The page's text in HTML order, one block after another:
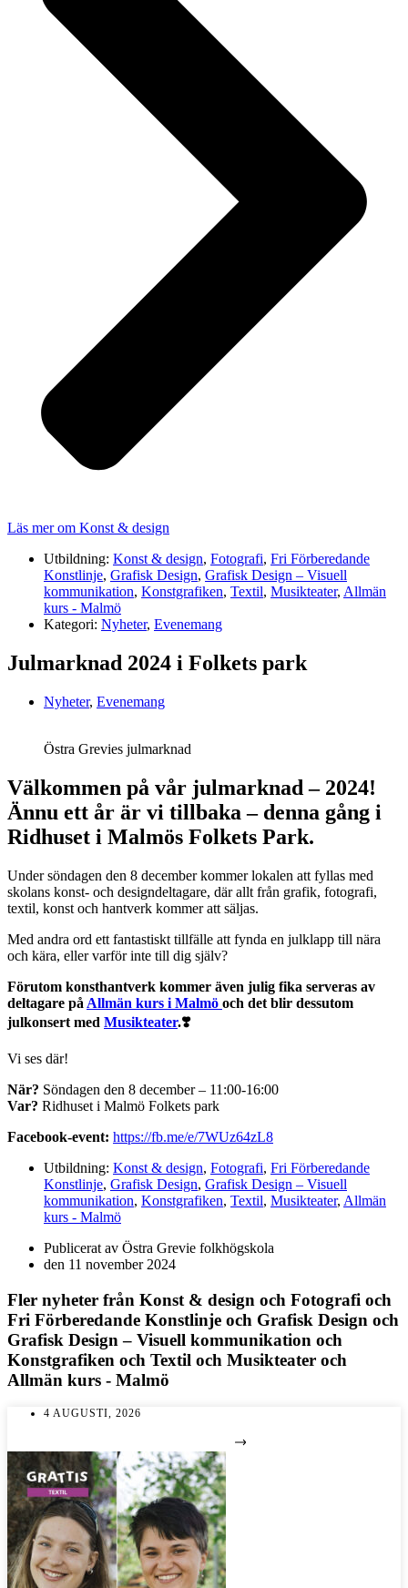
Läs mer om Konst & design
Utbildning: Konst & design, Fotografi, Fri Förberedande
Konstlinje, Grafisk Design, Grafisk Design – Visuell
kommunikation, Konstgrafiken, Textil, Musikteater, Allmän
kurs - Malmö
Kategori: Nyheter, Evenemang
Julmarknad 2024 i Folkets park
Nyheter, Evenemang
Östra Grevies julmarknad
Välkommen på vår julmarknad – 2024!
Ännu ett år är vi tillbaka – denna gång i
Ridhuset i Malmös Folkets Park.
Under söndagen den 8 december kommer lokalen att fyllas med
skolans konst- och designdeltagare, där allt från grafik, fotografi,
textil, konst och hantverk kommer att säljas.
Med andra ord ett fantastiskt tillfälle att fynda en julklapp till nära
och kära, eller varför inte till dig själv?
Förutom konsthantverk kommer även julig fika serveras av
deltagare på Allmän kurs i Malmö och det blir dessutom
julkonsert med Musikteater.❣️
Vi ses där!
När? Söndagen den 8 december – 11:00-16:00
Var? Ridhuset i Malmö Folkets park
Facebook-event: https://fb.me/e/7WUz64zL8
Utbildning: Konst & design, Fotografi, Fri Förberedande
Konstlinje, Grafisk Design, Grafisk Design – Visuell
kommunikation, Konstgrafiken, Textil, Musikteater, Allmän
kurs - Malmö
Publicerat av Östra Grevie folkhögskola
den 11 november 2024
Fler nyheter från Konst & design och Fotografi och
Fri Förberedande Konstlinje och Grafisk Design och
Grafisk Design – Visuell kommunikation och
Konstgrafiken och Textil och Musikteater och
Allmän kurs - Malmö
4 AUGUSTI, 2026